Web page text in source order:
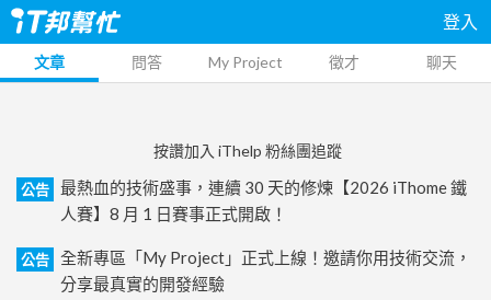
登入
文章 問答 My Project 徵才 聊天
按讚加入 iThelp 粉絲團追蹤
公告
最熱血的技術盛事，連續 30 天的修煉【2026 iThome 鐵
人賽】8 月 1 日賽事正式開啟！
公告
全新專區「My Project」正式上線！邀請你用技術交流，
分享最真實的開發經驗